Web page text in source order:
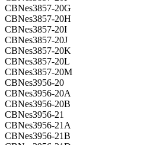
CBNes3857-20G
CBNes3857-20H
CBNes3857-20I
CBNes3857-20J
CBNes3857-20K
CBNes3857-20L
CBNes3857-20M
CBNes3956-20
CBNes3956-20A
CBNes3956-20B
CBNes3956-21
CBNes3956-21A
CBNes3956-21B